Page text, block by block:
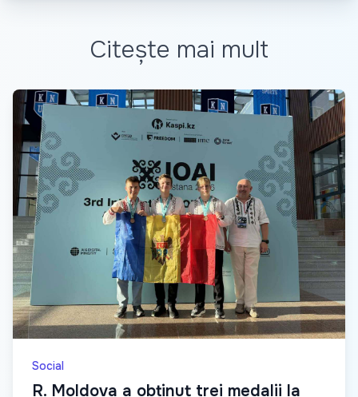
Citește mai mult
Social
R. Moldova a obținut trei medalii la